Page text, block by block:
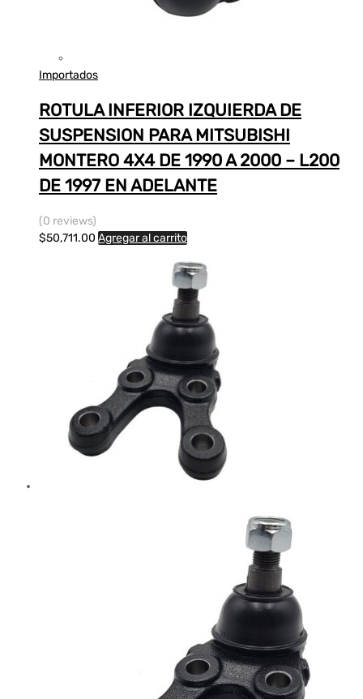
Importados
ROTULA INFERIOR IZQUIERDA DE
SUSPENSION PARA MITSUBISHI
MONTERO 4X4 DE 1990 A 2000 – L200
DE 1997 EN ADELANTE
(0 reviews)
$50,711.00 Agregar al carrito